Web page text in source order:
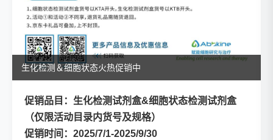
生化检测＆细胞状态火热促销中
促销品目： 生化检测试剂盒&细胞状态检测试剂盒
（仅限活动目录内货号及规格）
促销时间：2025/7/1-2025/9/30